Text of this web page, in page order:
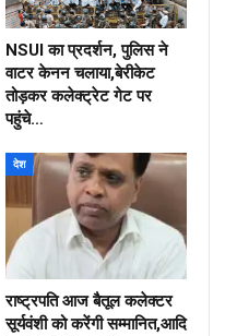
NSUI का प्रदर्शन, पुलिस ने
वाटर केनन चलाया,बेरीकेट
तोड़कर कलेक्ट्रेट गेट पर
पहुंचे…
देश
राष्ट्रपति आज बैतूल कलेक्टर
सूर्यवंशी को करेंगी सम्मानित,आदि